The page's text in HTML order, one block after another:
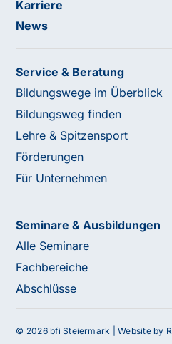
Unterstützung?
Karriere
News
Service & Beratung
Bildungswege im Überblick
Bildungsweg finden
Lehre & Spitzensport
Förderungen
Für Unternehmen
Seminare & Ausbildungen
Alle Seminare
Fachbereiche
Abschlüsse
© 2026 bfi Steiermark |Website by